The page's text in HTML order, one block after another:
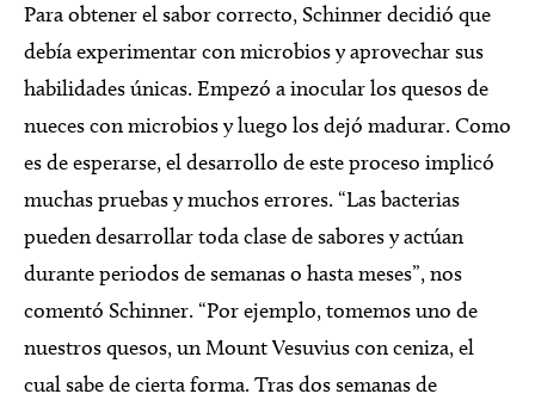
Para obtener el sabor correcto, Schinner decidió que
debía experimentar con microbios y aprovechar sus
habilidades únicas. Empezó a inocular los quesos de
nueces con microbios y luego los dejó madurar. Como
es de esperarse, el desarrollo de este proceso implicó
muchas pruebas y muchos errores. “Las bacterias
pueden desarrollar toda clase de sabores y actúan
durante periodos de semanas o hasta meses”, nos
comentó Schinner. “Por ejemplo, tomemos uno de
nuestros quesos, un Mount Vesuvius con ceniza, el
cual sabe de cierta forma. Tras dos semanas de